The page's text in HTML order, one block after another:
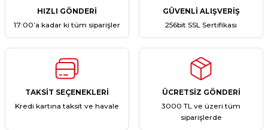
HIZLI GÖNDERİ
17:00’a kadar ki tüm siparişler
GÜVENLİ ALIŞVERİŞ
256bit SSL Sertifikası
TAKSİT SEÇENEKLERİ
Kredi kartına taksit ve havale
ÜCRETSİZ GÖNDERİ
3000 TL ve üzeri tüm
siparişlerde